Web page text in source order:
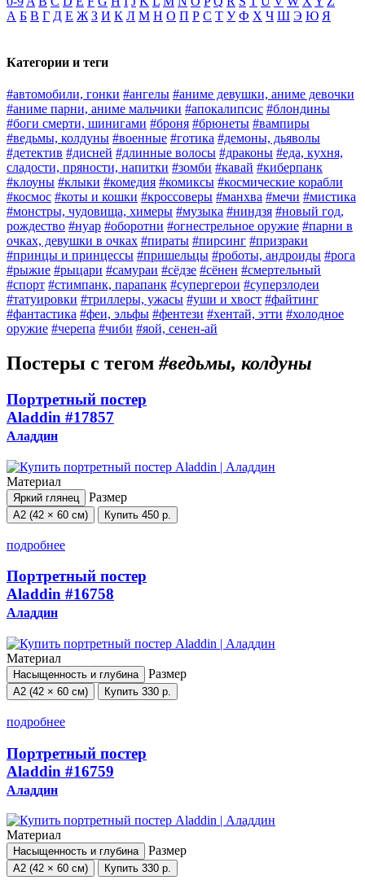
А Б В Г Д Е Ж З И К Л М Н О П Р С Т У Ф Х Ч Ш Э Ю Я
Категории и теги
#автомобили, гонки #ангелы #аниме девушки, аниме девочки
#аниме парни, аниме мальчики #апокалипсис #блондины
#боги смерти, шинигами #броня #брюнеты #вампиры
#ведьмы, колдуны #военные #готика #демоны, дьяволы
#детектив #дисней #длинные волосы #драконы #еда, кухня,
сладости, пряности, напитки #зомби #кавай #киберпанк
#клоуны #клыки #комедия #комиксы #космические корабли
#космос #коты и кошки #кроссоверы #манхва #мечи #мистика
#монстры, чудовища, химеры #музыка #ниндзя #новый год,
рождество #нуар #оборотни #огнестрельное оружие #парни в
очках, девушки в очках #пираты #пирсинг #призраки
#принцы и принцессы #пришельцы #роботы, андроиды #рога
#рыжие #рыцари #самураи #сёдзе #сёнен #смертельный
#спорт #стимпанк, парапанк #супергерои #суперзлодеи
#татуировки #триллеры, ужасы #уши и хвост #файтинг
#фантастика #феи, эльфы #фентези #хентай, этти #холодное
оружие #черепа #чиби #яой, сенен-ай
Постеры с тегом #ведьмы, колдуны
Портретный постер
Aladdin #17857
Аладдин
Материал
Яркий глянец Размер
А2 (42 × 60 см) Купить 450 р.
подробнее
Портретный постер
Aladdin #16758
Аладдин
Материал
Насыщенность и глубина Размер
А2 (42 × 60 см) Купить 330 р.
подробнее
Портретный постер
Aladdin #16759
Аладдин
Материал
Насыщенность и глубина Размер
А2 (42 × 60 см) Купить 330 р.